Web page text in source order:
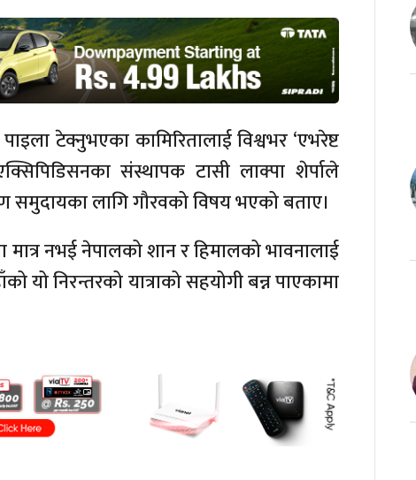
टेक्नुभएका कामिरितालाई विश्वभर ‘एभरेष्ट
संस्थापक टासी लाक्पा शेर्पाले
समुदायका लागि गौरवको विषय भएको बताए।
नभई नेपालको शान र हिमालको भावनालाई
यो निरन्तरको यात्राको सहयोगी बन्न पाएकामा